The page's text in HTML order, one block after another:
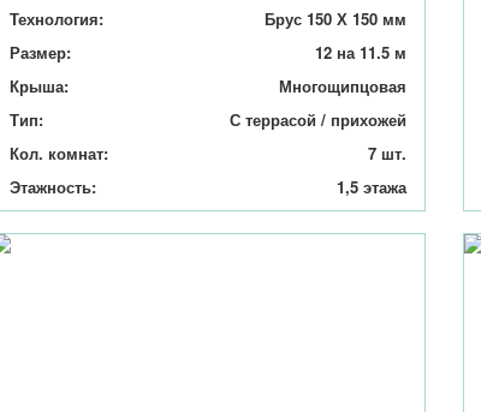
Технология:
Брус 150 Х 150 мм
Размер:
12 на 11.5 м
Крыша:
Многощипцовая
Тип:
С террасой / прихожей
Кол. комнат:
7 шт.
Этажность:
1,5 этажа